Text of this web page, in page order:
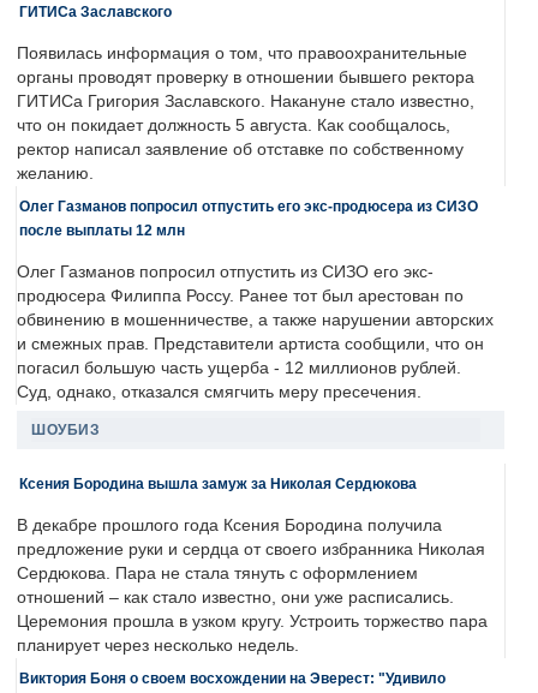
ГИТИСа Заславского
Появилась информация о том, что правоохранительные
органы проводят проверку в отношении бывшего ректора
ГИТИСа Григория Заславского. Накануне стало известно,
что он покидает должность 5 августа. Как сообщалось,
ректор написал заявление об отставке по собственному
желанию.
Олег Газманов попросил отпустить его экс-продюсера из СИЗО
после выплаты 12 млн
Олег Газманов попросил отпустить из СИЗО его экс-
продюсера Филиппа Россу. Ранее тот был арестован по
обвинению в мошенничестве, а также нарушении авторских
и смежных прав. Представители артиста сообщили, что он
погасил большую часть ущерба - 12 миллионов рублей.
Суд, однако, отказался смягчить меру пресечения.
ШОУБИЗ
Ксения Бородина вышла замуж за Николая Сердюкова
В декабре прошлого года Ксения Бородина получила
предложение руки и сердца от своего избранника Николая
Сердюкова. Пара не стала тянуть с оформлением
отношений – как стало известно, они уже расписались.
Церемония прошла в узком кругу. Устроить торжество пара
планирует через несколько недель.
Виктория Боня о своем восхождении на Эверест: "Удивило